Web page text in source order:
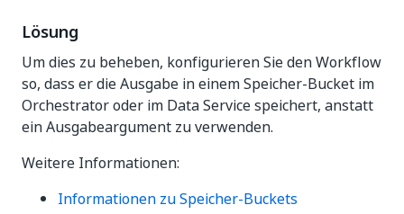
Lösung
Um dies zu beheben, konfigurieren Sie den Workflow
so, dass er die Ausgabe in einem Speicher-Bucket im
Orchestrator oder im Data Service speichert, anstatt
ein Ausgabeargument zu verwenden.
Weitere Informationen:
Informationen zu Speicher-Buckets